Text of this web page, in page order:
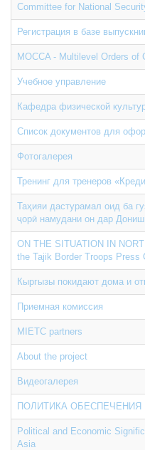
Committee for National
Регистрация в базе
MOCCA - Multilevel Orders of
Учебное управление
Кафедра физической
Список документов для
Фотогалерея
Тренинг для тренеров
Таҳияи дастурамал оид ба
ҷорӣ намудани он дар
ON THE SITUATION IN
the Tajik Border Troops Press
Кыргызы покидают дома и
Приемная комиссия
MIETC partners
About the project
Видеогалерея
ПОЛИТИКА ОБЕСПЕЧЕНИЯ
Political and Economic
Asia